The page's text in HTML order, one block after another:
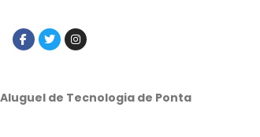
de Tecnologia de Ponta